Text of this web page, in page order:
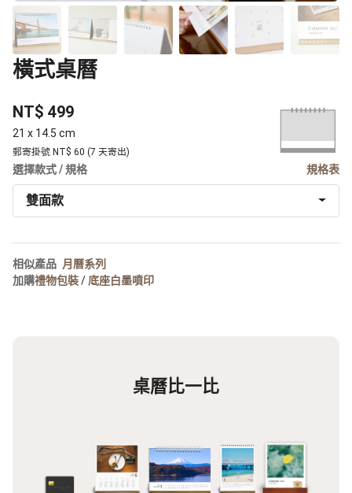
橫式桌曆
NT$ 499
21 x 14.5 cm
郵寄掛號 NT$ 60 (7 天寄出)
選擇款式 / 規格 規格表
雙面款
相似產品 月曆系列
加購禮物包裝/ 底座白墨噴印
桌曆比一比